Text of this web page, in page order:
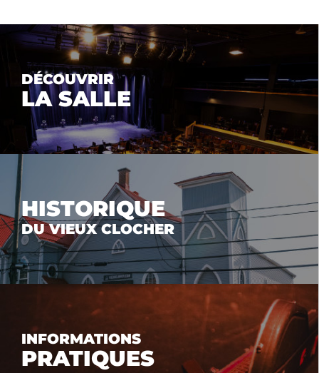
DÉCOUVRIR
LA SALLE
HISTORIQUE
DU VIEUX CLOCHER
INFORMATIONS
PRATIQUES